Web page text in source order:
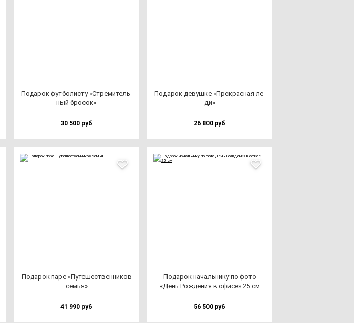
Пода­рок фут­бо­лис­ту «Стре­ми­тель­
ный бро­сок»
30 500 руб
Пода­рок де­вуш­ке «Прек­рас­ная ле­
ди»
26 800 руб
Пода­рок па­ре «Путе­шес­твен­ни­ков
семья»
41 990 руб
Пода­рок на­чаль­ни­ку по фо­то
«День Рож­де­ния в офи­се» 25 см
56 500 руб